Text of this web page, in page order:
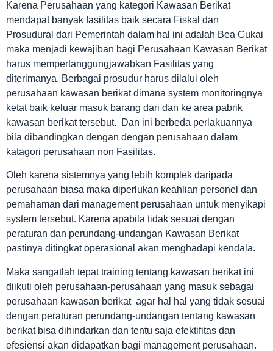
Karena Perusahaan yang kategori Kawasan Berikat
mendapat banyak fasilitas baik secara Fiskal dan
Prosudural dari Pemerintah dalam hal ini adalah Bea Cukai
maka menjadi kewajiban bagi Perusahaan Kawasan Berikat
harus mempertanggungjawabkan Fasilitas yang
diterimanya. Berbagai prosudur harus dilalui oleh
perusahaan kawasan berikat dimana system monitoringnya
ketat baik keluar masuk barang dari dan ke area pabrik
kawasan berikat tersebut. Dan ini berbeda perlakuannya
bila dibandingkan dengan dengan perusahaan dalam
katagori perusahaan non Fasilitas.
Oleh karena sistemnya yang lebih komplek daripada
perusahaan biasa maka diperlukan keahlian personel dan
pemahaman dari management perusahaan untuk menyikapi
system tersebut. Karena apabila tidak sesuai dengan
peraturan dan perundang-undangan Kawasan Berikat
pastinya ditingkat operasional akan menghadapi kendala.
Maka sangatlah tepat training tentang kawasan berikat ini
diikuti oleh perusahaan-perusahaan yang masuk sebagai
perusahaan kawasan berikat agar hal hal yang tidak sesuai
dengan peraturan perundang-undangan tentang kawasan
berikat bisa dihindarkan dan tentu saja efektifitas dan
efesiensi akan didapatkan bagi management perusahaan.